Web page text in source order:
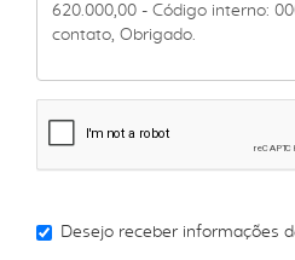
Desejo receber informações